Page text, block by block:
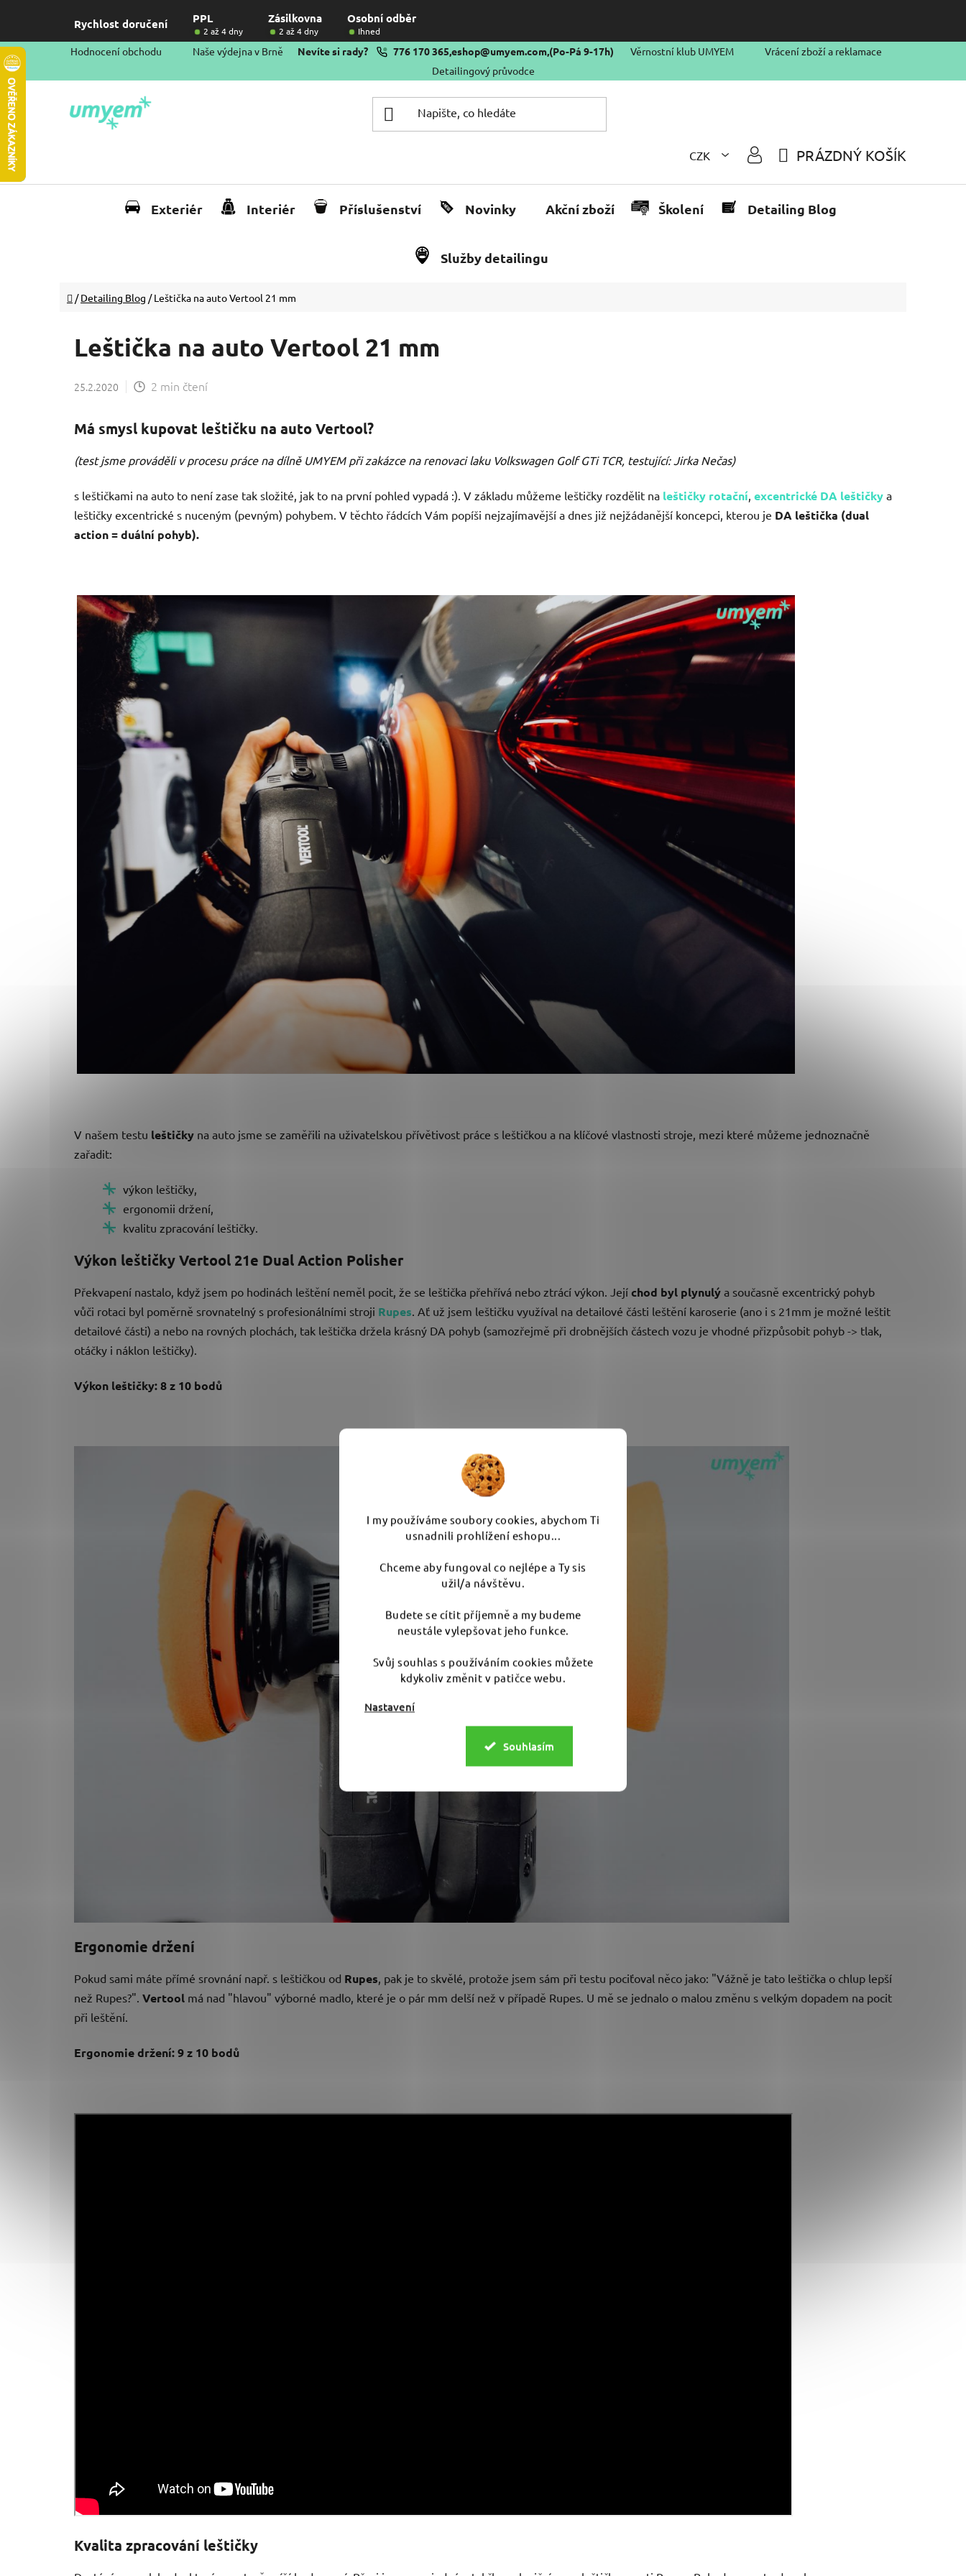
I my používáme soubory cookies, abychom Ti
usnadnili prohlížení eshopu...
Chceme aby fungoval co nejlépe a Ty sis
užil/a návštěvu.
Budete se cítit příjemně a my budeme
neustále vylepšovat jeho funkce.
Svůj souhlas s používáním cookies můžete
kdykoliv změnit v patičce webu.
Nastavení
Souhlasím
obsah
Rychlost doručení PPL Zásilkovna Osobní odběr
2 až 4 dny 2 až 4 dny Ihned
Hodnocení obchodu Naše výdejna v Brně Nevíte si rady? 776 170 365,eshop@umyem.com,(Po-Pá 9-17h) Věrnostní klub UMYEM
Vrácení zboží a reklamace
Detailingový průvodce
CZK
KOŠÍK
PRÁZDNÝ KOŠÍK
Exteriér Interiér Příslušenství Novinky Akční zboží Školení Detailing Blog
Služby detailingu
Domů
/ Detailing Blog / Leštička na auto Vertool 21 mm
Leštička na auto Vertool 21 mm
25.2.2020 2 min čtení
Má smysl kupovat leštičku na auto Vertool?
(test jsme prováděli v procesu práce na dílně UMYEM při zakázce na renovaci laku Volkswagen Golf GTi TCR, testující: Jirka Nečas)
s leštičkami na auto to není zase tak složité, jak to na první pohled vypadá :). V základu můžeme leštičky rozdělit na leštičky rotační excentrické DA leštičky a
leštičky excentrické s nuceným (pevným) pohybem. V těchto řádcích Vám popíši nejzajímavější a dnes již nejžádanější koncepci, kterou je DA leštička (dual
action = duální pohyb).
V našem testu leštičky na auto jsme se zaměřili na uživatelskou přívětivost práce s leštičkou a na klíčové vlastnosti stroje, mezi které můžeme jednoznačně
zařadit:
výkon leštičky,
ergonomii držení,
kvalitu zpracování leštičky.
Výkon leštičkyVertool 21e Dual Action Polisher
Překvapení nastalo, když jsem po hodinách leštění neměl pocit, že se leštička přehřívá nebo ztrácí výkon. Její chod byl plynulý a současně excentrický pohyb
vůči rotaci byl poměrně srovnatelný s profesionálními stroji Rupes . Ať už jsem leštičku využíval na detailové části leštění karoserie (ano i s 21mm je možné leštit
detailové části) a nebo na rovných plochách, tak leštička držela krásný DA pohyb (samozřejmě při drobnějších částech vozu je vhodné přizpůsobit pohyb -> tlak,
otáčky i náklon leštičky).
Výkon leštičky: 8 z 10 bodů
Ergonomie držení
Pokud sami máte přímé srovnání např. s leštičkou od Rupes , pak je to skvělé, protože jsem sám při testu pociťoval něco jako: "Vážně je tato leštička o chlup lepší
než Rupes?". Vertool má nad "hlavou" výborné madlo, které je o pár mm delší než v případě Rupes. U mě se jednalo o malou změnu s velkým dopadem na pocit
při leštění.
Ergonomie držení: 9 z 10 bodů
Kvalita zpracování leštičky